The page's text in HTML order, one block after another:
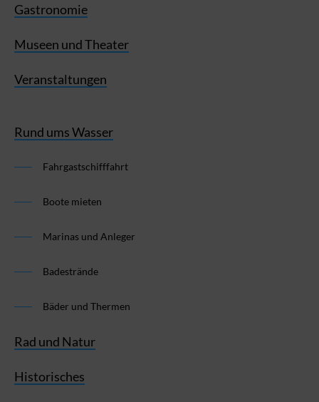
Gastronomie
Museen und Theater
Veranstaltungen
Rund ums Wasser
Fahrgastschifffahrt
Boote mieten
Marinas und Anleger
Badestrände
Bäder und Thermen
Rad und Natur
Historisches